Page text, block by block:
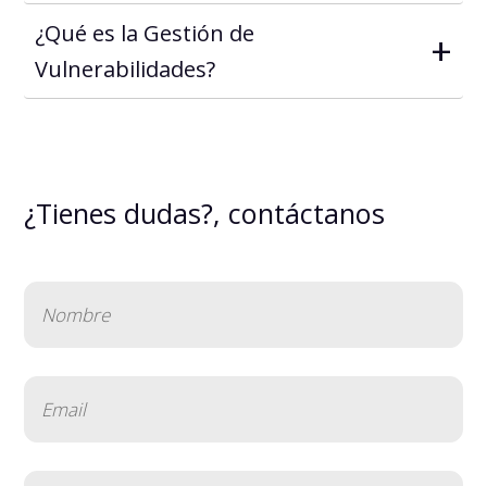
¿Qué es la Gestión de
Vulnerabilidades?
+
¿Tienes dudas?, contáctanos
(Obligatorio)
(Obligatorio)